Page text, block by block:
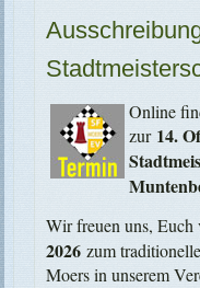
Online
zur 14.
Wir freuen uns,
2026 zum
Moers in unserem